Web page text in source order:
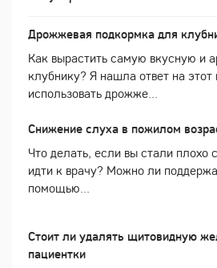
Дрожжевая подкормка для
Как вырастить самую вкусную и
клубнику? Я нашла ответ на этот
использовать дрожже...
Снижение слуха в пожилом
Что делать, если вы стали
идти к врачу? Можно ли
помощью...
Стоит ли удалять щитовидную
пациентки